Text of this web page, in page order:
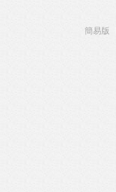
簡易版